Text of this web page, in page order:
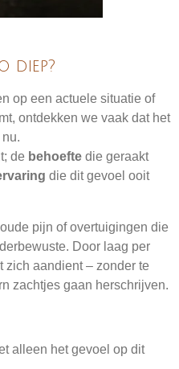
diep?
op een actuele situatie of
ontdekken we vaak dat het
de behoefte die geraakt
die dit gevoel ooit
pijn of overtuigingen die
Door laag per
zich aandient – zonder te
zachtjes gaan herschrijven.
alleen het gevoel op dit